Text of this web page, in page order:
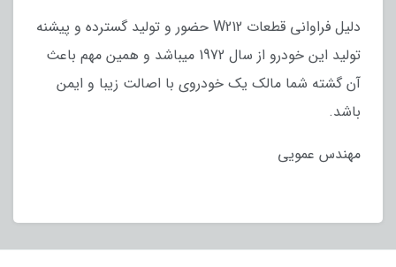
دلیل فراوانی قطعات W212 حضور و تولید گسترده و پیشنه
تولید این خودرو از سال 1972 میباشد و همین مهم باعث
آن گشته شما مالک یک خودروی با اصالت زیبا و ایمن
باشد.
مهندس عمویی